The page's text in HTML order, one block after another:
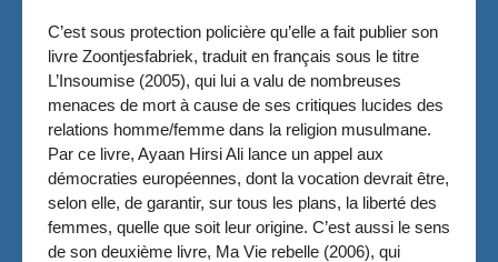
C’est sous protection policière qu’elle a fait publier son
livre Zoontjesfabriek, traduit en français sous le titre
L’Insoumise (2005), qui lui a valu de nombreuses
menaces de mort à cause de ses critiques lucides des
relations homme/femme dans la religion musulmane.
Par ce livre, Ayaan Hirsi Ali lance un appel aux
démocraties européennes, dont la vocation devrait être,
selon elle, de garantir, sur tous les plans, la liberté des
femmes, quelle que soit leur origine. C’est aussi le sens
de son deuxième livre, Ma Vie rebelle (2006), qui